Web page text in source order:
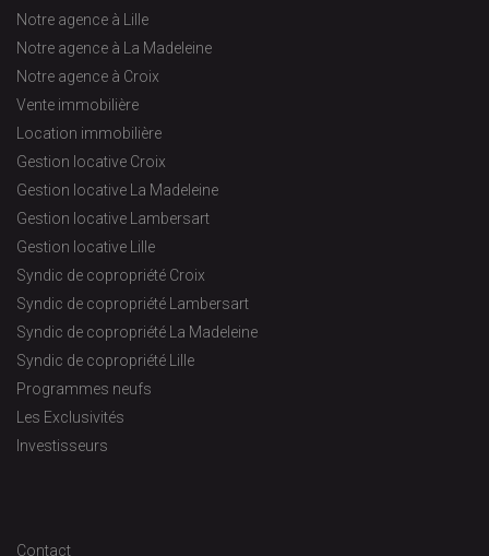
Notre agence à Lille
Notre agence à La Madeleine
Notre agence à Croix
Vente immobilière
Location immobilière
Gestion locative Croix
Gestion locative La Madeleine
Gestion locative Lambersart
Gestion locative Lille
Syndic de copropriété Croix
Syndic de copropriété Lambersart
Syndic de copropriété La Madeleine
Syndic de copropriété Lille
Programmes neufs
Les Exclusivités
Investisseurs
Contact